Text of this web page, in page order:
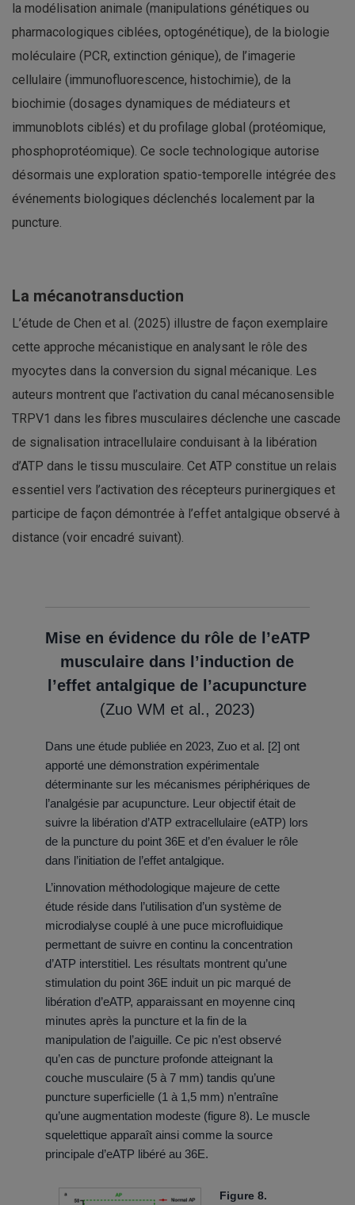
la modélisation animale (manipulations génétiques ou
pharmacologiques ciblées, optogénétique), de la biologie
moléculaire (PCR, extinction génique), de l’imagerie
cellulaire (immunofluorescence, histochimie), de la
biochimie (dosages dynamiques de médiateurs et
immunoblots ciblés) et du profilage global (protéomique,
phosphoprotéomique). Ce socle technologique autorise
désormais une exploration spatio-temporelle intégrée des
événements biologiques déclenchés localement par la
puncture.
La mécanotransduction
L’étude de Chen et al. (2025) illustre de façon exemplaire
cette approche mécanistique en analysant le rôle des
myocytes dans la conversion du signal mécanique. Les
auteurs montrent que l’activation du canal mécanosensible
TRPV1 dans les fibres musculaires déclenche une cascade
de signalisation intracellulaire conduisant à la libération
d’ATP dans le tissu musculaire. Cet ATP constitue un relais
essentiel vers l’activation des récepteurs purinergiques et
participe de façon démontrée à l’effet antalgique observé à
distance (voir encadré suivant).
Mise en évidence du rôle de l’eATP
musculaire dans l’induction de
l’effet antalgique de l’acupuncture
(Zuo WM et al., 2023)
Dans une étude publiée en 2023, Zuo et al. [2] ont
apporté une démonstration expérimentale
déterminante sur les mécanismes périphériques de
l’analgésie par acupuncture. Leur objectif était de
suivre la libération d’ATP extracellulaire (eATP) lors
de la puncture du point 36E et d’en évaluer le rôle
dans l’initiation de l’effet antalgique.
L’innovation méthodologique majeure de cette
étude réside dans l’utilisation d’un système de
microdialyse couplé à une puce microfluidique
permettant de suivre en continu la concentration
d’ATP interstitiel. Les résultats montrent qu’une
stimulation du point 36E induit un pic marqué de
libération d’eATP, apparaissant en moyenne cinq
minutes après la puncture et la fin de la
manipulation de l’aiguille. Ce pic n’est observé
qu’en cas de puncture profonde atteignant la
couche musculaire (5 à 7 mm) tandis qu’une
puncture superficielle (1 à 1,5 mm) n’entraîne
qu’une augmentation modeste (figure 8). Le muscle
squelettique apparaît ainsi comme la source
principale d’eATP libéré au 36E.
Figure 8.